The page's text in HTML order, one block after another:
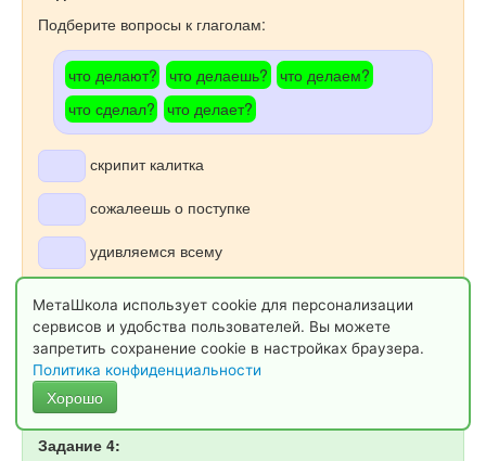
Подберите вопросы к глаголам:
что делают? что делаешь? что делаем?
что сделал? что делает?
скрипит калитка
сожалеешь о поступке
удивляемся всему
посвятил другу
Задание 4:
МетаШкола использует cookie для персонализации
сервисов и удобства пользователей. Вы можете
запретить сохранение cookie в настройках браузера.
Политика конфиденциальности
Хорошо